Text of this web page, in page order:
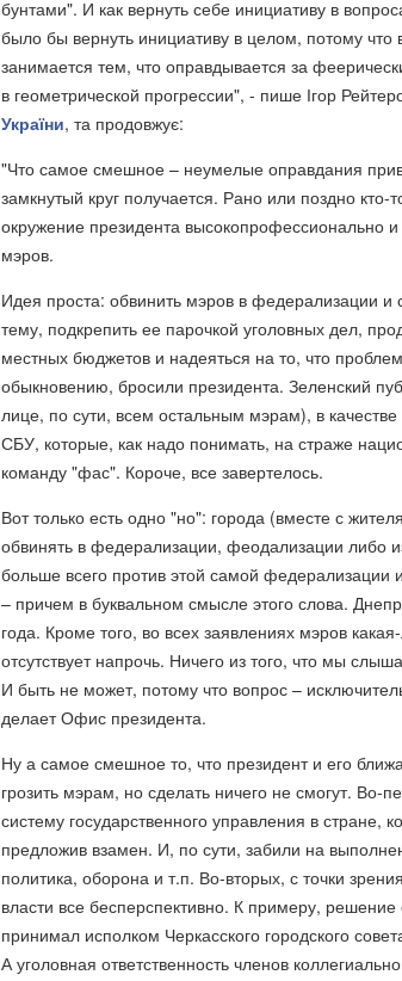
бунтами". И как вернуть себе инициативу в
было бы вернуть инициативу в целом, потому что
занимается тем, что оправдывается за
в геометрической прогрессии", - пише Ігор
України, та продовжує:
"Что самое смешное – неумелые оправдания
замкнутый круг получается. Рано или поздно кто-
окружение президента высокопрофессионально
мэров.
Идея проста: обвинить мэров в федерализации и
тему, подкрепить ее парочкой уголовных дел,
местных бюджетов и надеяться на то, что
обыкновению, бросили президента. Зеленский
лице, по сути, всем остальным мэрам), в
СБУ, которые, как надо понимать, на страже
команду "фас". Короче, все завертелось.
Вот только есть одно "но": города (вместе с
обвинять в федерализации, феодализации либо
больше всего против этой самой федерализации
– причем в буквальном смысле этого слова.
года. Кроме того, во всех заявлениях мэров
отсутствует напрочь. Ничего из того, что мы
И быть не может, потому что вопрос –
делает Офис президента.
Ну а самое смешное то, что президент и его
грозить мэрам, но сделать ничего не смогут. Во-
систему государственного управления в стране,
предложив взамен. И, по сути, забили на
политика, оборона и т.п. Во-вторых, с точки
власти все бесперспективно. К примеру,
принимал исполком Черкасского городского
А уголовная ответственность членов